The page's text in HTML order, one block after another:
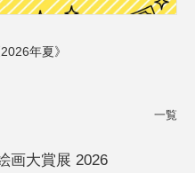
年夏》
一覧
画大賞展 2026